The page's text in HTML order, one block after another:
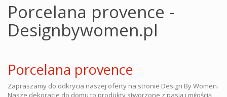
Porcelana provence -
Designbywomen.pl
Porcelana provence
Zapraszamy do odkrycia naszej oferty na stronie Design By Women.
Nasze dekoracje do domu to produkty stworzone z pasją i miłością